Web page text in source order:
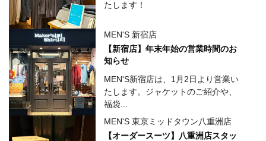
たします！
MEN'S 新宿店
【新宿店】年末年始の営業時間のお
知らせ
MEN'S新宿店は、1月2日より営業い
たします。ジャケットのご紹介や、
福袋...
MEN'S 東京ミッドタウン八重洲店
【オーダースーツ】八重洲店スタッ